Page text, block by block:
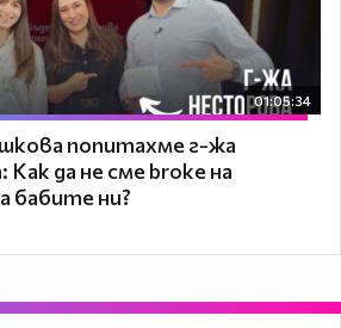
01:05:34
попитахме г-жа
да не сме broke на
бабите ни?